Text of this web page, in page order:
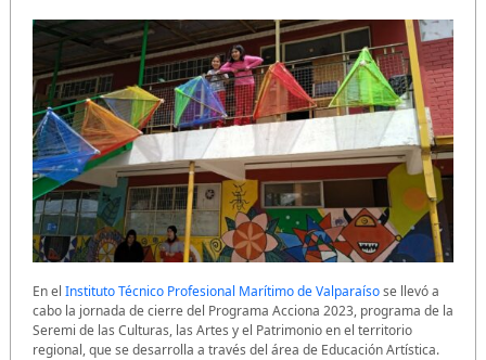
En el Instituto Técnico Profesional Marítimo de Valparaísose llevó a
cabo la jornada de cierre del Programa Acciona 2023, programa de la
Seremi de las Culturas, las Artes y el Patrimonio en el territorio
regional, que se desarrolla a través del área de Educación Artística.